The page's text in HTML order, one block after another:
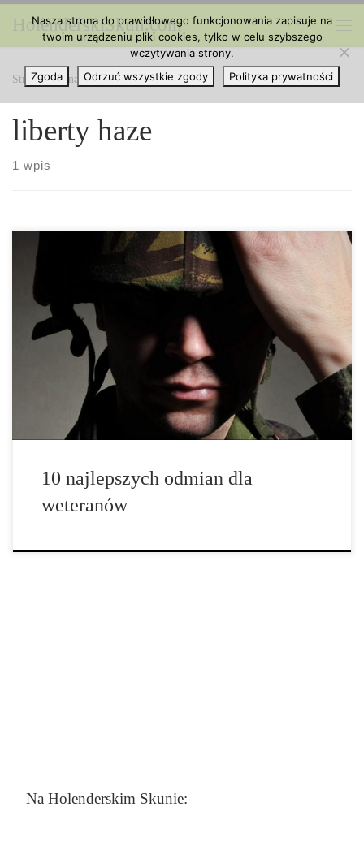
Przejdź do treści
HolenderskiSkun.com
Strona główna » liberty haze
liberty haze
1 wpis
Na cześć wszystkich odważnych kobiet oraz mężczyzn, którzy
ryzykowali życiem dla naszego kraju, rzućmy okiem na 10
najlepszych odmian marihuany dla weteranów. 10. Liberty Haze
Zaczniemy od odmiany, której nazwa sama w sobie emanuje
patriotyzmem. Niezwykle mocna hybryda, która świetnie sprawdzi
się w ciągu dnia. Doświadczeni użytkownicy z pewnością docenią
euforię oraz mocno umysłowe doświadczenie, które idealnie
sprawdzi się, jeśli […]
10 najlepszych odmian dla
weteranów
Na Holenderskim Skunie:
Nasza strona do prawidłowego funkcjonowania zapisuje na
twoim urządzeniu pliki cookies, tylko w celu szybszego
wczytywania strony.
Zgoda
Odrzuć wszystkie zgody Polityka prywatności